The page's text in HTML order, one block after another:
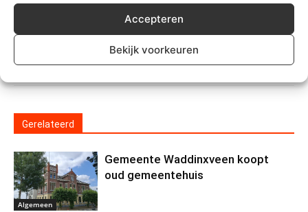
Accepteren
Bekijk voorkeuren
Gerelateerd
Algemeen
Gemeente Waddinxveen koopt
oud gemeentehuis